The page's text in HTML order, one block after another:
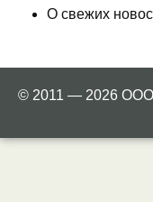
О свежих
© 2011 — 2026 ООО